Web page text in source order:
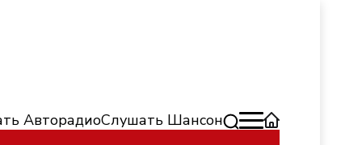
АвторадиоСлушать Шансон